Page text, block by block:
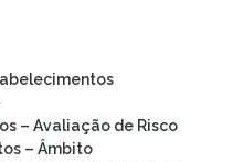
– Avaliação de Risco
– Âmbito